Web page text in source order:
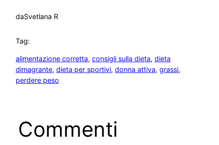
daSvetlana R
Tag:
alimentazione corretta, consigli sulla dieta, dieta
dimagrante, dieta per sportivi, donna attiva, grassi
perdere peso
Commenti